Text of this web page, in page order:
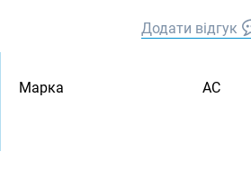
Додати відгук
Марка АС